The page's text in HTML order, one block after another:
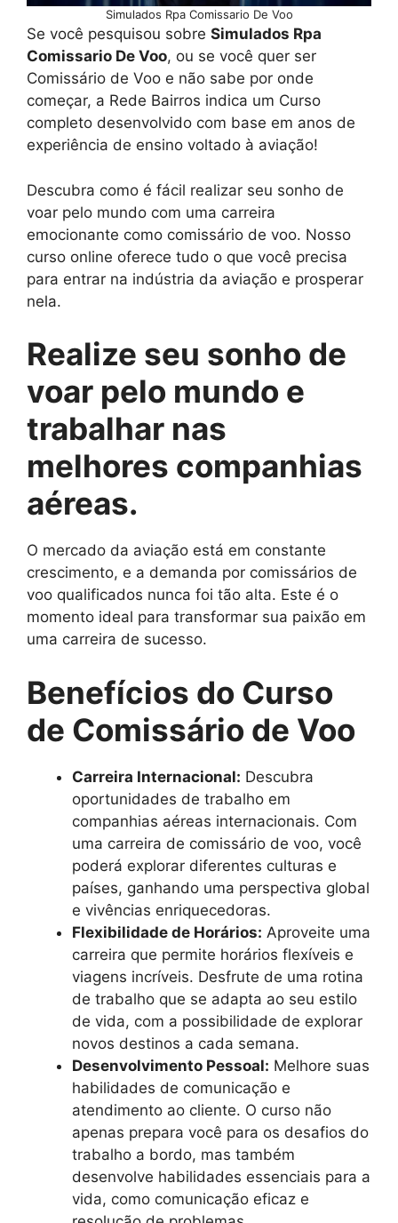
Simulados Rpa Comissario De Voo
Se você pesquisou sobre Simulados Rpa
Comissario De Voo, ou se você quer ser
Comissário de Voo e não sabe por onde
começar, a Rede Bairros indica um Curso
completo desenvolvido com base em anos de
experiência de ensino voltado à aviação!
Descubra como é fácil realizar seu sonho de
voar pelo mundo com uma carreira
emocionante como comissário de voo. Nosso
curso online oferece tudo o que você precisa
para entrar na indústria da aviação e prosperar
nela.
Realize seu sonho de
voar pelo mundo e
trabalhar nas
melhores companhias
aéreas.
O mercado da aviação está em constante
crescimento, e a demanda por comissários de
voo qualificados nunca foi tão alta. Este é o
momento ideal para transformar sua paixão em
uma carreira de sucesso.
Benefícios do Curso
de Comissário de Voo
Carreira Internacional: Descubra
oportunidades de trabalho em
companhias aéreas internacionais. Com
uma carreira de comissário de voo, você
poderá explorar diferentes culturas e
países, ganhando uma perspectiva global
e vivências enriquecedoras.
Flexibilidade de Horários: Aproveite uma
carreira que permite horários flexíveis e
viagens incríveis. Desfrute de uma rotina
de trabalho que se adapta ao seu estilo
de vida, com a possibilidade de explorar
novos destinos a cada semana.
Desenvolvimento Pessoal: Melhore suas
habilidades de comunicação e
atendimento ao cliente. O curso não
apenas prepara você para os desafios do
trabalho a bordo, mas também
desenvolve habilidades essenciais para a
vida, como comunicação eficaz e